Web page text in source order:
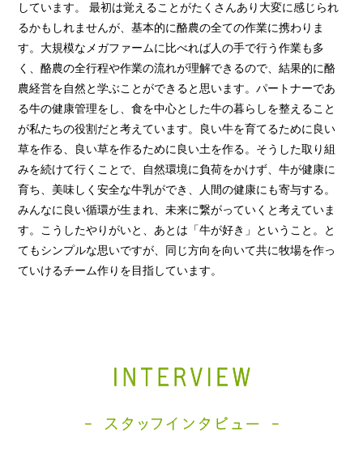
しています。 最初は覚えることがたくさんあり大変に感じられ
るかもしれませんが、基本的に酪農の全ての作業に携わりま
す。大規模なメガファームに比べれば人の手で行う作業も多
く、酪農の全行程や作業の流れが理解できるので、結果的に酪
農経営を自然と学ぶことができると思います。パートナーであ
る牛の健康管理をし、食を中心とした牛の暮らしを整えること
が私たちの役割だと考えています。良い牛を育てるために良い
草を作る、良い草を作るために良い土を作る。そうした取り組
みを続けて行くことで、自然環境に負荷をかけず、牛が健康に
育ち、美味しく安全な牛乳ができ、人間の健康にも寄与する。
みんなに良い循環が生まれ、未来に繋がっていくと考えていま
す。こうしたやりがいと、あとは「牛が好き」ということ。と
てもシンプルな思いですが、同じ方向を向いて共に牧場を作っ
ていけるチーム作りを目指しています。